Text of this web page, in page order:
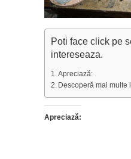
Poti face click pe
intereseaza.
Apreciază:
Descoperă mai multe
Apreciază: